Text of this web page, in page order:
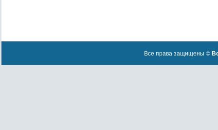
Все права защищены ©